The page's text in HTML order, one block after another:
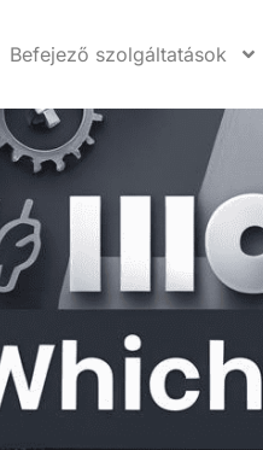
Befejező szolgáltatások